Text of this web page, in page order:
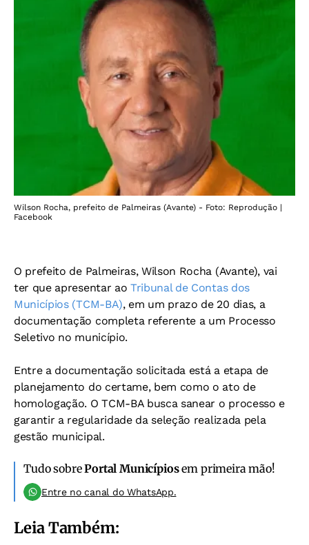
Wilson Rocha, prefeito de Palmeiras (Avante) - Foto: Reprodução |
Facebook
O prefeito de Palmeiras, Wilson Rocha (Avante), vai
ter que apresentar ao Tribunal de Contas dos
Municípios (TCM-BA),em um prazo de 20 dias, a
documentação completa referente a um Processo
Seletivo no município.
Entre a documentação solicitada está aetapa de
planejamento do certame, bem como o ato de
homologação. OTCM-BA busca sanear o processo e
garantir a regularidade da seleção realizada pela
gestão municipal.
Tudo sobrePortal Municípiosem primeira mão!
Entre no canal do WhatsApp.
Leia Também: